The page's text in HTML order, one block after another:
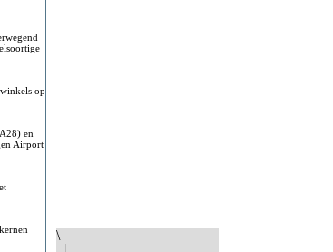
op
en
Airport
\